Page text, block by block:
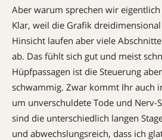
Aber warum sprechen wir
Klar, weil die Grafik
Hinsicht laufen aber viele
ab. Das fühlt sich gut und meist
Hüpfpassagen ist die Steuerung
schwammig. Zwar kommt Ihr auch
um unverschuldete Tode und Nerv-
sind die unterschiedlich langen
und abwechslungsreich, dass ich